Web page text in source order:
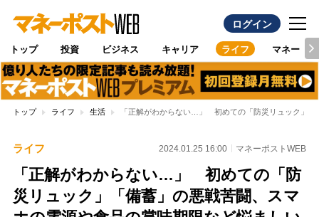
ログイン
トップ 投資 ビジネス キャリア ライフ マネー
トップ ライフ 生活 「正解がわからない…」 初めての「防災リュック」「
ライフ 2024.01.25 16:00 マネーポストWEB
「正解がわからない…」 初めての「防
災リュック」「備蓄」の悪戦苦闘、スマ